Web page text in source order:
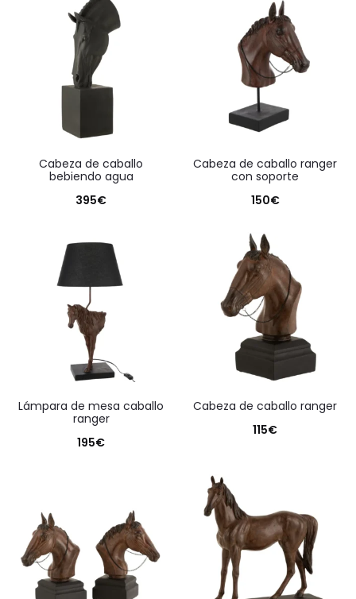
cabeza de caballo
bebiendo agua
395€
cabeza de caballo ranger
con soporte
150€
lámpara de mesa caballo
ranger
195€
cabeza de caballo ranger
115€